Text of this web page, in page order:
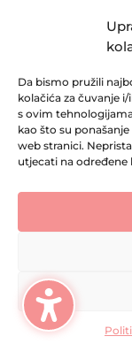
Da bismo pružili
kolačića za čuvanje
s ovim
kao što su
web stranici.
utjecati na određene